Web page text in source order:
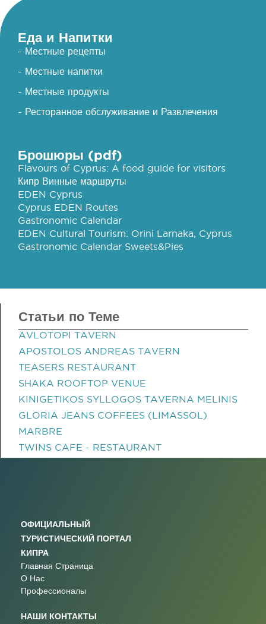
Еда и Напитки
- Местные рецепты
- Местные напитки
- Местные продукты
- Ресторанное обслуживание и Развлечения
Брошюры (pdf)
Flavours of Cyprus: A food guide for visitors
Кипр Винные маршруты
EDEN Cyprus
Cyprus EDEN Routes
Gastronomic Calendar
EDEN Cultural Tourism: Orini Larnaka, Cyprus
Gastronomic Calendar Sweets&Pies
Статьи по Теме
AVLOTOPI TAVERN
APOSTOLOS ANDREAS TAVERN
TEASERS RESTAURANT
SHAKA ROOFTOP VENUE
KINIGETIKOS SYLLOGOS TAVERNA MELINIS
GLORIA JEANS COFFEES (LIMASSOL)
MARBRE
TWINS CAFE - RESTAURANT
ОФИЦИАЛЬНЫЙ
ТУРИСТИЧЕСКИЙ ПОРТАЛ
КИПРА
Главная Страница
О Нас
Профессионалы
НАШИ КОНТАКТЫ